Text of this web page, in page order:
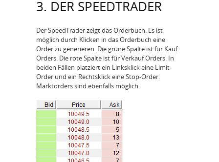
3. DER SPEEDTRADER
Der SpeedTrader zeigt das Orderbuch. Es ist
möglich durch Klicken in das Orderbuch eine
Order zu generieren. Die grüne Spalte ist für Kauf
Orders. Die rote Spalte ist für Verkauf Orders. In
beiden Fällen platziert ein Linksklick eine Limit-
Order und ein Rechtsklick eine Stop-Order.
Marktorders sind ebenfalls möglich.